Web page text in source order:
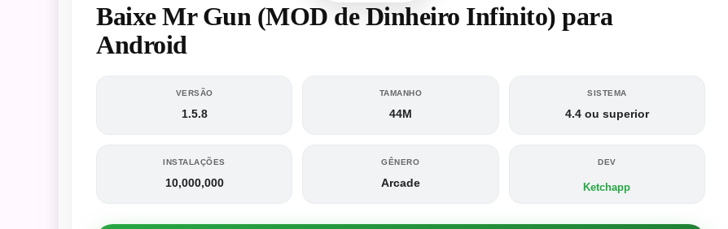
Baixe Mr Gun (MOD de Dinheiro Infinito) para
Android
VERSÃO
1.5.8
TAMANHO
44M
SISTEMA
4.4 ou superior
INSTALAÇÕES
10,000,000
GÊNERO
Arcade
DEV
Ketchapp